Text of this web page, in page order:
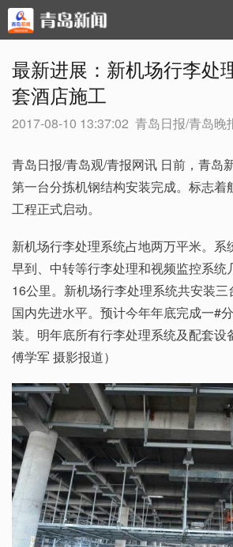
最新进展：新机场行李处
套酒店施工
2017-08-10 13:37:02 青岛日报/青岛晚
青岛日报/青岛观/青报网讯 日前，青岛
第一台分拣机钢结构安装完成。标志着
工程正式启动。
新机场行李处理系统占地两万平米。系
早到、中转等行李处理和视频监控系统
16公里。新机场行李处理系统共安装
国内先进水平。预计今年年底完成一#
装。明年底所有行李处理系统及配套设
傅学军 摄影报道）